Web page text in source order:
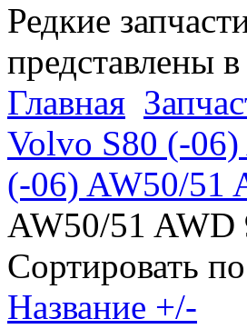
Редкие
представлены
Главная
Volvo S80 (-
(-06) AW50/51
AW50/51 AWD
Сортировать по
Название +/-